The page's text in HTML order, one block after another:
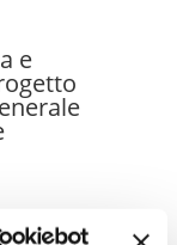
e